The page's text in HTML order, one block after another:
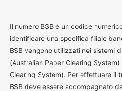
Il numero BSB è un codice
identificare una specifica filiale
BSB vengono utilizzati nei sistemi
(Australian Paper Clearing System)
Clearing System). Per effettuare il
BSB deve essere accompagnato